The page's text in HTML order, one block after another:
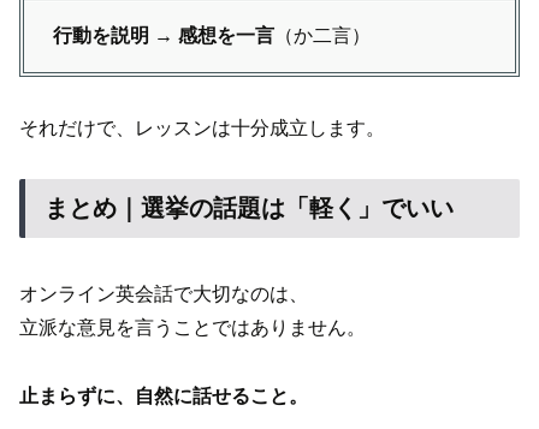
行動を説明 → 感想を一言 （か二言）
それだけで、レッスンは十分成立します。
まとめ｜選挙の話題は「軽く」でいい
オンライン英会話で大切なのは、
立派な意見を言うことではありません。
止まらずに、自然に話せること。